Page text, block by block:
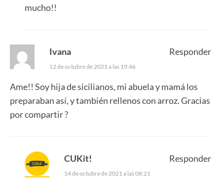
mucho!!
Ivana
12 de octubre de 2021 a las 19:46
Ame!! Soy hija de sicilianos, mi abuela y mamá los
preparaban así, y también rellenos con arroz. Gracias
por compartir ?
Responder
CUKit!
14 de octubre de 2021 a las 08:21
Responder